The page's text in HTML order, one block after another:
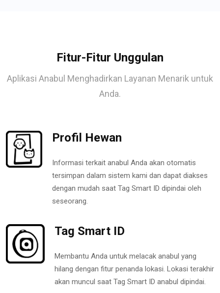
Fitur-Fitur Unggulan
Aplikasi Anabul Menghadirkan Layanan Menarik untuk
Anda.
Profil Hewan
Informasi terkait anabul Anda akan otomatis
tersimpan dalam sistem kami dan dapat diakses
dengan mudah saat Tag Smart ID dipindai oleh
seseorang.
Tag Smart ID
Membantu Anda untuk melacak anabul yang
hilang dengan fitur penanda lokasi. Lokasi terakhir
akan muncul saat Tag Smart ID anabul dipindai.